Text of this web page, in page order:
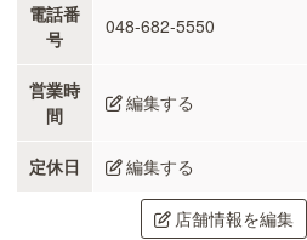
電話番
号
048-682-5550
営業時
間
編集する
定休日 編集する
店舗情報を編集